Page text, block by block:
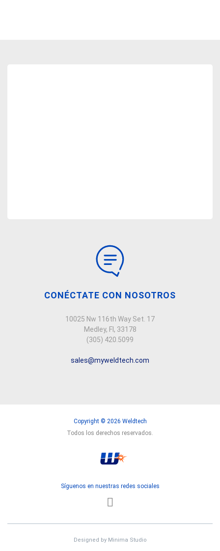
CONÉCTATE CON NOSOTROS
10025 Nw 116th Way Set. 17
Medley, Fl, 33178
(305) 420.5099
sales@myweldtech.com
Copyright © 2026 Weldtech
Todos los derechos reservados.
Síguenos en nuestras redes sociales
Designed by Minima Studio